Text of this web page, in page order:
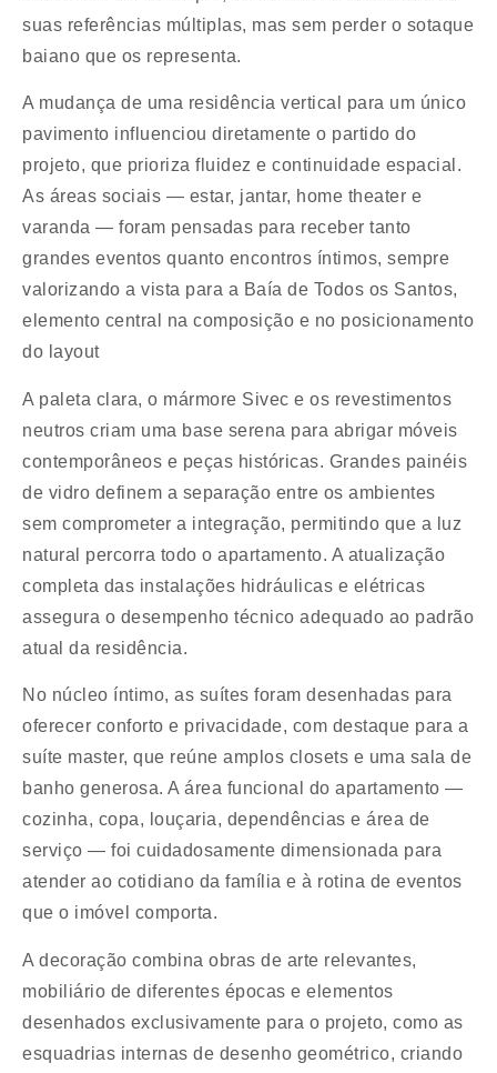
suas referências múltiplas, mas sem perder o sotaque
baiano que os representa.
A mudança de uma residência vertical para um único
pavimento influenciou diretamente o partido do
projeto, que prioriza fluidez e continuidade espacial.
As áreas sociais — estar, jantar, home theater e
varanda — foram pensadas para receber tanto
grandes eventos quanto encontros íntimos, sempre
valorizando a vista para a Baía de Todos os Santos,
elemento central na composição e no posicionamento
do layout
A paleta clara, o mármore Sivec e os revestimentos
neutros criam uma base serena para abrigar móveis
contemporâneos e peças históricas. Grandes painéis
de vidro definem a separação entre os ambientes
sem comprometer a integração, permitindo que a luz
natural percorra todo o apartamento. A atualização
completa das instalações hidráulicas e elétricas
assegura o desempenho técnico adequado ao padrão
atual da residência.
No núcleo íntimo, as suítes foram desenhadas para
oferecer conforto e privacidade, com destaque para a
suíte master, que reúne amplos closets e uma sala de
banho generosa. A área funcional do apartamento —
cozinha, copa, louçaria, dependências e área de
serviço — foi cuidadosamente dimensionada para
atender ao cotidiano da família e à rotina de eventos
que o imóvel comporta.
A decoração combina obras de arte relevantes,
mobiliário de diferentes épocas e elementos
desenhados exclusivamente para o projeto, como as
esquadrias internas de desenho geométrico, criando